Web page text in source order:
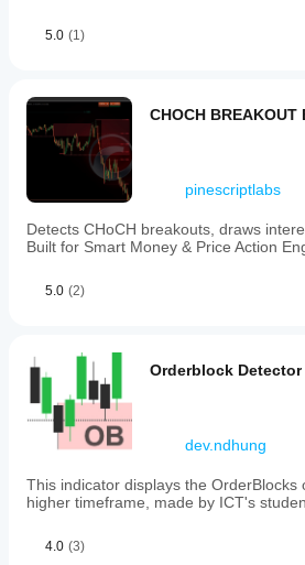
5.0 (1)
CHOCH BREAKOUT
pinescriptlabs
Detects CHoCH breakouts, draws
Built for Smart Money & Price Action
5.0 (2)
Orderblock Detector
dev.ndhung
This indicator displays the OrderBlocks
higher timeframe, made by ICT's
4.0 (3)